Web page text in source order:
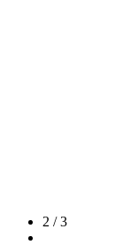
2 / 3